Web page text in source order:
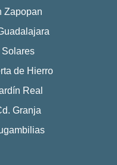
Zapopan
Solares
de Hierro
Real
Granja